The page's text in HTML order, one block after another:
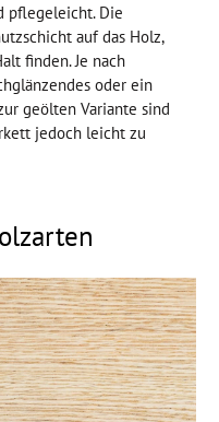
pflegeleicht. Die
auf das Holz,
finden. Je nach
oder ein
geölten Variante sind
jedoch leicht zu